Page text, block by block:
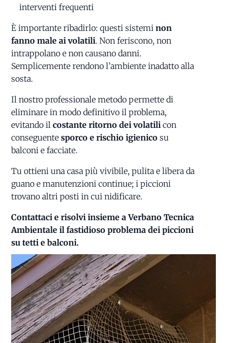
interventi frequenti
È importante ribadirlo: questi sisteminon
fanno male ai volatili. Non feriscono, non
intrappolano e non causano danni.
Semplicemente rendono l’ambiente inadatto alla
sosta.
Il nostro professionale metodo permette di
eliminare in modo definitivo il problema,
evitando ilcostante ritorno dei volatili con
conseguentesporco e rischio igienicosu
balconi e facciate.
Tu ottieni una casa più vivibile, pulita e libera da
guano e manutenzioni continue; i piccioni
trovano altri posti in cui nidificare.
Contattaci e risolvi insieme a Verbano Tecnica
Ambientale il fastidioso problema dei piccioni
su tetti e balconi.